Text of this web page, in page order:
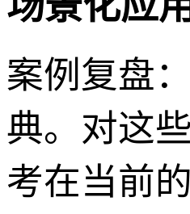
案例复盘
典。对这
考在当前